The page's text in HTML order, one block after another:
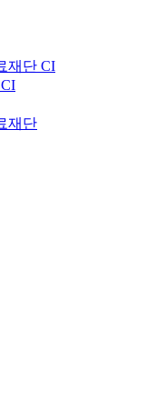
재단 CI
재단